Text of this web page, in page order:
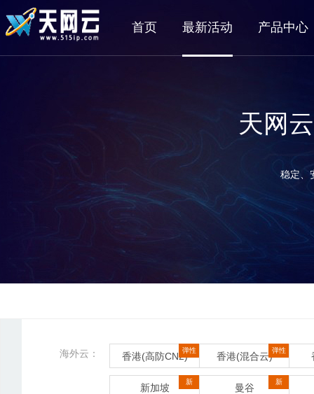
首页 最新活动 产品中心
天网
稳定、
海外云： 香港(高防CN2)
弹性
香港(混合云)
弹性
新加坡
新
曼谷
新